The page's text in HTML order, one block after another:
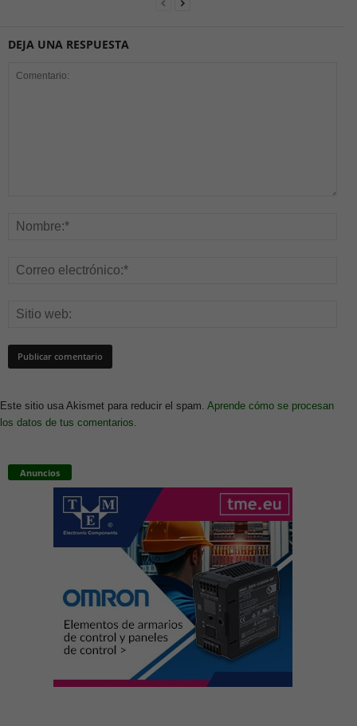
DEJA UNA RESPUESTA
Este sitio usa Akismet para reducir el spam. Aprende cómo se procesan
los datos de tus comentarios.
Anuncios